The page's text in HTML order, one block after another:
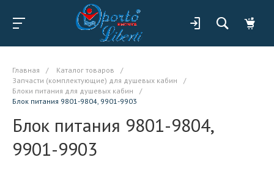
Главная / Каталог товаров
/
Запчасти (комплектующие) для душевых кабин
/
Блоки питания для душевых кабин
/
Блок питания 9801-9804, 9901-9903
Блок питания 9801-9804,
9901-9903